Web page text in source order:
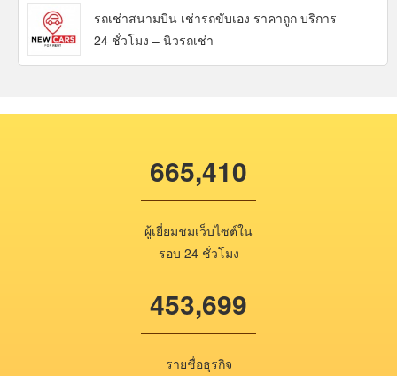
รถเช่าสนามบิน เช่ารถขับเอง ราคาถูก บริการ
24 ชั่วโมง – นิวรถเช่า
665,410
ผู้เยี่ยมชมเว็บไซต์ใน
รอบ 24 ชั่วโมง
453,699
รายชื่อธุรกิจ